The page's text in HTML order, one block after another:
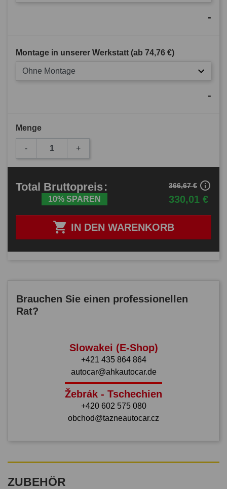
-
Montage in unserer Werkstatt (ab 74,76 €)
Ohne Montage
-
Menge
- +
 IN DEN WARENKORB
Total Bruttopreis:
10% SPAREN 330,01 €
366,67 € info_outline
Brauchen Sie einen professionellen
Rat?
Slowakei (E-Shop)
+421 435 864 864
autocar@ahkautocar.de
Žebrák - Tschechien
+420 602 575 080
obchod@tazneautocar.cz
ZUBEHÖR